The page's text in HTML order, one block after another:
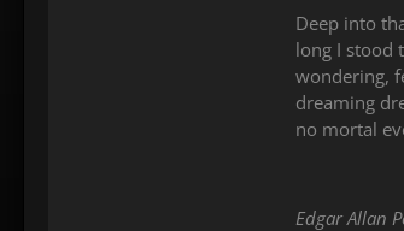
Deep into
long I stood
wondering,
dreaming
no mortal
Edgar Allan